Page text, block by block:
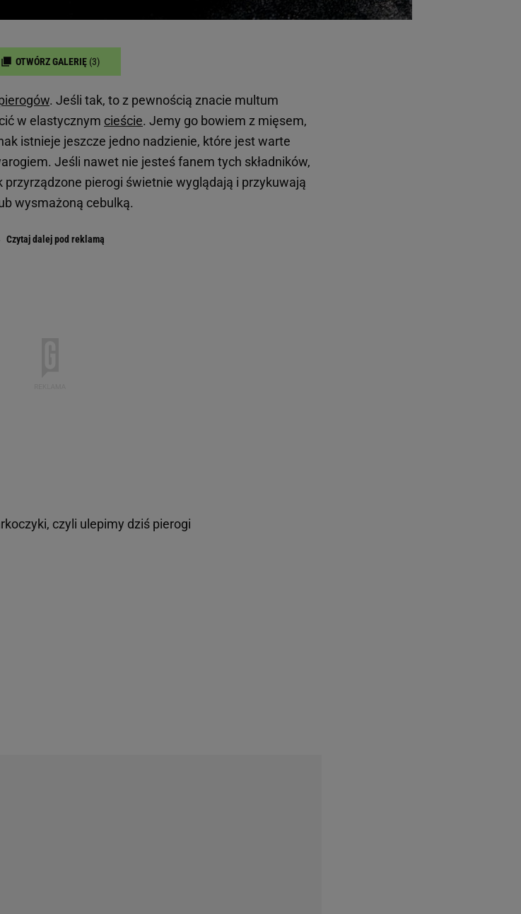
OTWÓRZ GALERIĘ (3)
. Jeśli tak, to z pewnością znacie multum
w elastycznym cieście. Jemy go bowiem z mięsem,
istnieje jeszcze jedno nadzienie, które jest warte
Jeśli nawet nie jesteś fanem tych składników,
pierogi świetnie wyglądają i przykuwają
wysmażoną cebulką.
czyli ulepimy dziś pierogi